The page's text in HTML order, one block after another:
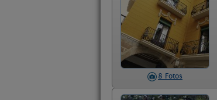
8 Fotos